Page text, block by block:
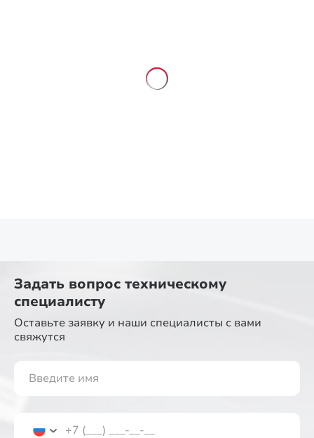
Задать вопрос техническому
специалисту
Оставьте заявку и наши специалисты с вами
свяжутся